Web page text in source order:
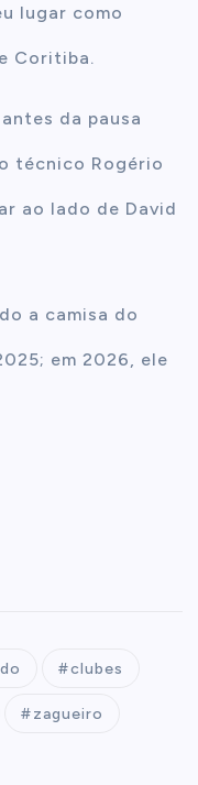
lugar como
Coritiba.
da pausa
técnico Rogério
ao lado de David
a camisa do
em 2026, ele
clubes
zagueiro